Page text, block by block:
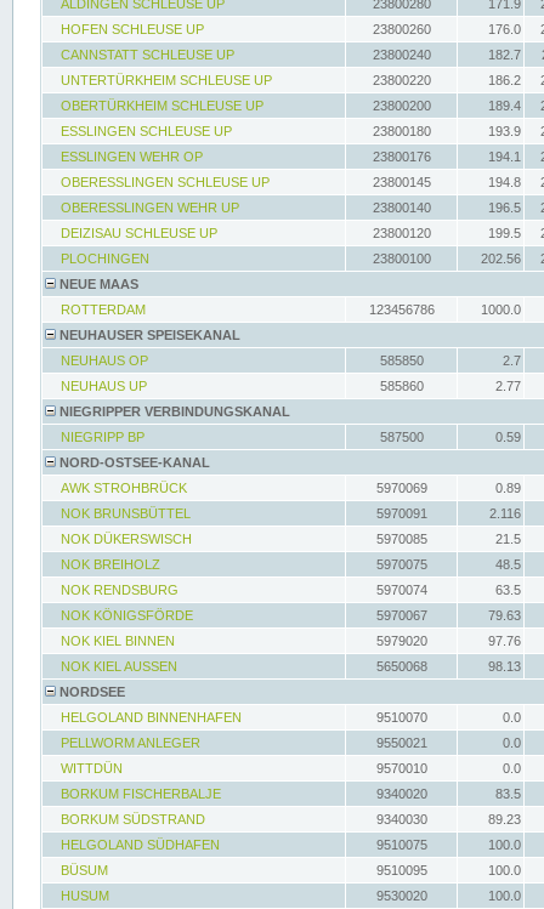
ALDINGEN SCHLEUSE UP
23800280 171.9
HOFEN SCHLEUSE UP
23800260 176.0
CANNSTATT SCHLEUSE UP
23800240 182.7
UNTERTÜRKHEIM SCHLEUSE UP
23800220 186.2
OBERTÜRKHEIM SCHLEUSE UP
23800200 189.4
ESSLINGEN SCHLEUSE UP
23800180 193.9
ESSLINGEN WEHR OP
23800176 194.1
OBERESSLINGEN SCHLEUSE UP
23800145 194.8
OBERESSLINGEN WEHR UP
23800140 196.5
DEIZISAU SCHLEUSE UP
23800120 199.5
PLOCHINGEN
23800100 202.56
NEUE MAAS
ROTTERDAM
123456786
1000.0
NEUHAUSER SPEISEKANAL
NEUHAUS OP
585850
2.7
NEUHAUS UP
585860
2.77
NIEGRIPPER VERBINDUNGSKANAL
NIEGRIPP BP
587500
0.59
NORD-OSTSEE-KANAL
AWK STROHBRÜCK
5970069
0.89
NOK BRUNSBÜTTEL
5970091
2.116
NOK DÜKERSWISCH
5970085
21.5
NOK BREIHOLZ
5970075
48.5
NOK RENDSBURG
5970074
63.5
NOK KÖNIGSFÖRDE
5970067
79.63
NOK KIEL BINNEN
5979020
97.76
NOK KIEL AUSSEN
5650068
98.13
NORDSEE
HELGOLAND BINNENHAFEN
9510070
0.0
PELLWORM ANLEGER
9550021
0.0
WITTDÜN
9570010
0.0
BORKUM FISCHERBALJE
9340020
83.5
BORKUM SÜDSTRAND
9340030
89.23
HELGOLAND SÜDHAFEN
9510075
100.0
BÜSUM
9510095
100.0
HUSUM
9530020 100.0